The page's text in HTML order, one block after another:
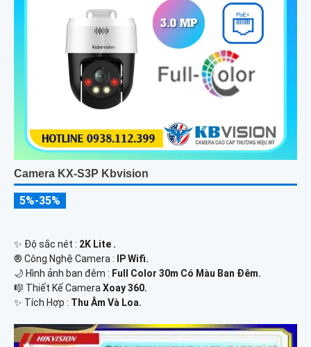
Camera KX-S3P Kbvision
5%-35%
✨ Độ sắc nét : 2K Lite .
®️ Công Nghệ Camera :
IP Wifi.
🌙 Hình ảnh ban đêm : Full Color 30m Có Màu Ban Ðêm.
🎼️ Thiết Kế Camera Xoay 360.
️✨ Tích Hợp : Thu Âm Và Loa.